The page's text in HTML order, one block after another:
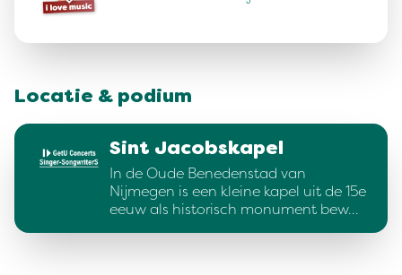
Locatie & podium
Sint Jacobskapel
In de Oude Benedenstad van
Nijmegen is een kleine kapel uit de 15e
eeuw als historisch monument bew…